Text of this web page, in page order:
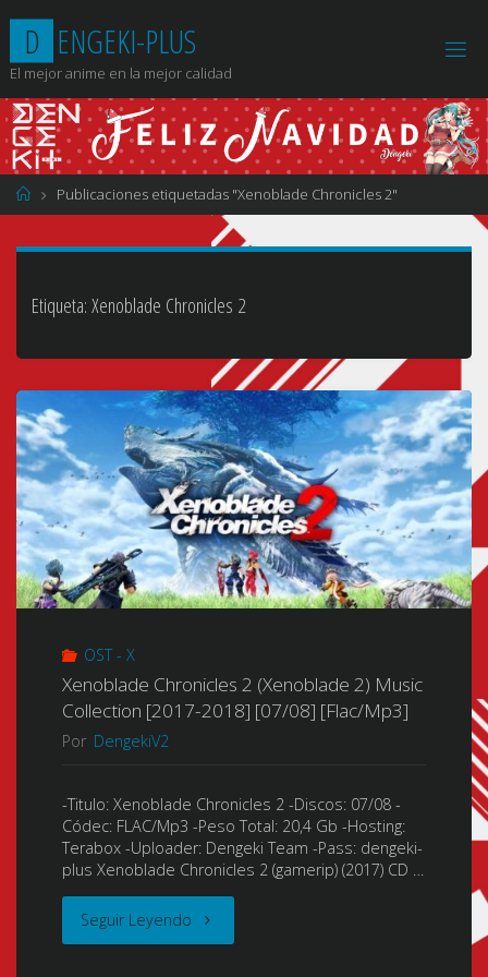
contenido
D ENGEKI-PLUS
El mejor anime en la mejor calidad
Página
de
Publicaciones etiquetadas "Xenoblade Chronicles 2"
Etiqueta: Xenoblade Chronicles 2
OST - X
Xenoblade Chronicles 2 (Xenoblade 2) Music
Collection [2017-2018] [07/08] [Flac/Mp3]
Por DengekiV2
-Titulo: Xenoblade Chronicles 2 -Discos: 07/08 -
Códec: FLAC/Mp3 -Peso Total: 20,4 Gb -Hosting:
Terabox -Uploader: Dengeki Team -Pass: dengeki-
plus Xenoblade Chronicles 2 (gamerip) (2017) CD …
Seguir Leyendo "Xenoblade